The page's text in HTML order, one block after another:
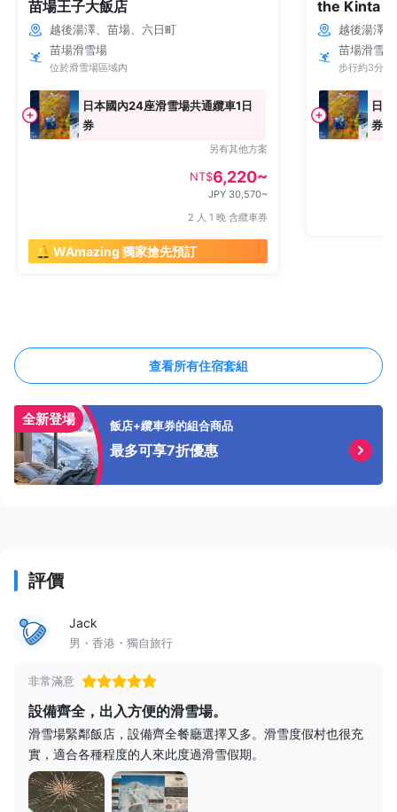
苗場王子大飯店
越後湯澤、苗場、六日町
苗場滑雪場
位於滑雪場區域內
日本國內24座滑雪場共通纜車1日
券
另有其他方案
NT$6,220~
JPY 30,570~
2 人 1 晚 含纜車券
🔔 WAmazing 獨家搶先預訂
the Kinta
越後湯澤
苗場滑雪場
步行約3分鐘
日
券
查看所有住宿套組
全新登場 飯店+纜車券的組合商品
最多可享7折優惠
評價
Jack
男・香港・獨自旅行
非常滿意
設備齊全，出入方便的滑雪場。
滑雪場緊鄰飯店，設備齊全餐廳選擇又多。滑雪度假村也很充
實，適合各種程度的人來此度過滑雪假期。